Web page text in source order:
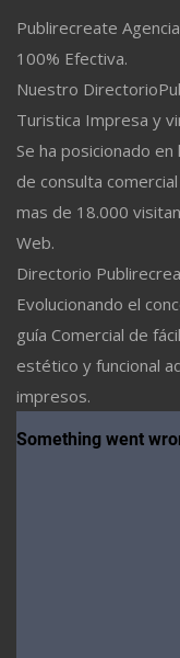
Publirecreate
100% Efectiva.
Nuestro
Turistica Impresa y
Se ha posicionado
de consulta
mas de 18.000
Web.
Directorio
Evolucionando el
guía Comercial de
estético y funcional
impresos.